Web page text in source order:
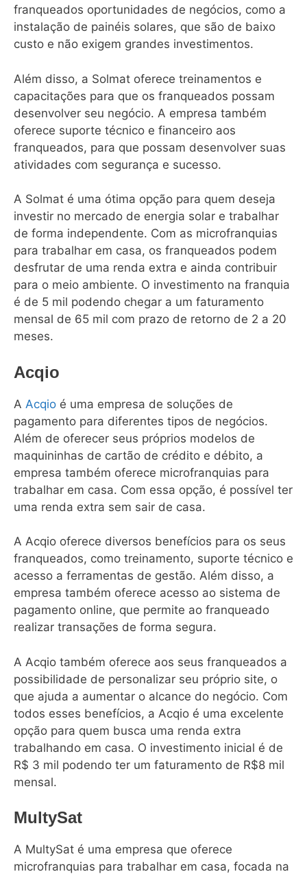
franqueados oportunidades de negócios, como a
instalação de painéis solares, que são de baixo
custo e não exigem grandes investimentos.
Além disso, a Solmat oferece treinamentos e
capacitações para que os franqueados possam
desenvolver seu negócio. A empresa também
oferece suporte técnico e financeiro aos
franqueados, para que possam desenvolver suas
atividades com segurança e sucesso.
A Solmat é uma ótima opção para quem deseja
investir no mercado de energia solar e trabalhar
de forma independente. Com as microfranquias
para trabalhar em casa, os franqueados podem
desfrutar de uma renda extra e ainda contribuir
para o meio ambiente. O investimento na franquia
é de 5 mil podendo chegar a um faturamento
mensal de 65 mil com prazo de retorno de 2 a 20
meses.
Acqio
A Acqio é uma empresa de soluções de
pagamento para diferentes tipos de negócios.
Além de oferecer seus próprios modelos de
maquininhas de cartão de crédito e débito, a
empresa também oferece microfranquias para
trabalhar em casa. Com essa opção, é possível ter
uma renda extra sem sair de casa.
A Acqio oferece diversos benefícios para os seus
franqueados, como treinamento, suporte técnico e
acesso a ferramentas de gestão. Além disso, a
empresa também oferece acesso ao sistema de
pagamento online, que permite ao franqueado
realizar transações de forma segura.
A Acqio também oferece aos seus franqueados a
possibilidade de personalizar seu próprio site, o
que ajuda a aumentar o alcance do negócio. Com
todos esses benefícios, a Acqio é uma excelente
opção para quem busca uma renda extra
trabalhando em casa. O investimento inicial é de
R$ 3 mil podendo ter um faturamento de R$8 mil
mensal.
MultySat
A MultySat é uma empresa que oferece
microfranquias para trabalhar em casa, focada na